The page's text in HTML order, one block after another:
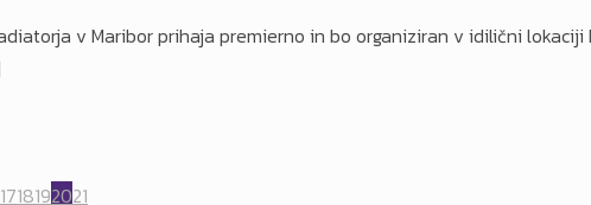
v Maribor prihaja premierno in bo organiziran v idilični
1718192021